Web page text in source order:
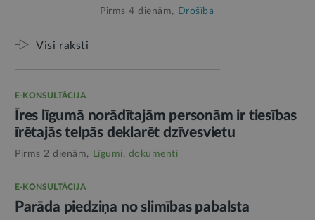
Pirms 4 dienām, Drošība
Visi raksti
E-KONSULTĀCIJA
Īres līgumā norādītajām personām ir tiesības
īrētajās telpās deklarēt dzīvesvietu
Pirms 2 dienām, Līgumi, dokumenti
E-KONSULTĀCIJA
Parāda piedziņa no slimības pabalsta